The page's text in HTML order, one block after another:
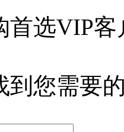
首选VIP客
到您需要